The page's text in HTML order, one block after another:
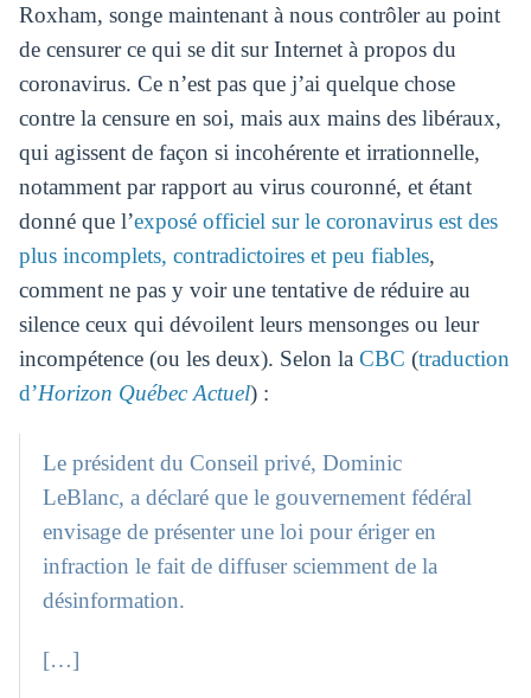
Roxham, songe maintenant à nous contrôler au point
de censurer ce qui se dit sur Internet à propos du
coronavirus. Ce n’est pas que j’ai quelque chose
contre la censure en soi, mais aux mains des libéraux,
qui agissent de façon si incohérente et irrationnelle,
notamment par rapport au virus couronné, et étant
donné que l’exposé officiel sur le coronavirus est des
plus incomplets, contradictoires et peu fiables,
comment ne pas y voir une tentative de réduire au
silence ceux qui dévoilent leurs mensonges ou leur
incompétence (ou les deux). Selon la CBC (traduction
d’Horizon Québec Actuel) :
Le président du Conseil privé, Dominic
LeBlanc, a déclaré que le gouvernement fédéral
envisage de présenter une loi pour ériger en
infraction le fait de diffuser sciemment de la
désinformation.
[…]